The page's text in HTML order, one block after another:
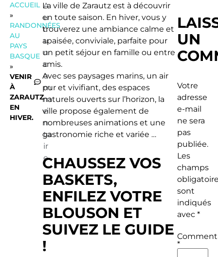
ACCUEIL
»
RANDONNÉES
AU
PAYS
BASQUE
»
VENIR
À
ZARAUTZ
EN
HIVER.
A
u
c
u
n
c
o
m
m
e
n
ta
ir
e
La ville de Zarautz est à découvrir
en toute saison. En hiver, vous y
trouverez une ambiance calme et
apaisée, conviviale, parfaite pour
un petit séjour en famille ou entre
amis.
Avec ses paysages marins, un air
pur et vivifiant, des espaces
naturels ouverts sur l’horizon, la
ville propose également de
nombreuses animations et une
gastronomie riche et variée …
CHAUSSEZ VOS
BASKETS,
ENFILEZ VOTRE
BLOUSON ET
SUIVEZ LE GUIDE
!
UN
Votre
adresse
e-mail
ne sera
pas
publiée.
Les
champs
sont
indiqués
avec*
*